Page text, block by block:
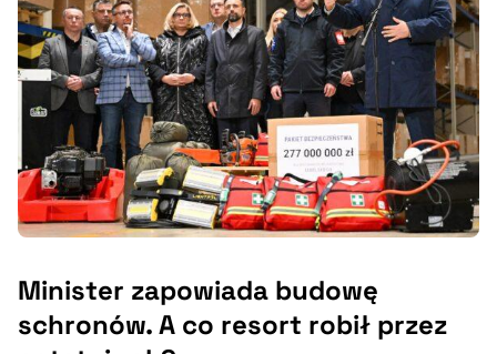
Minister zapowiada budowę
schronów. A co resort robił przez